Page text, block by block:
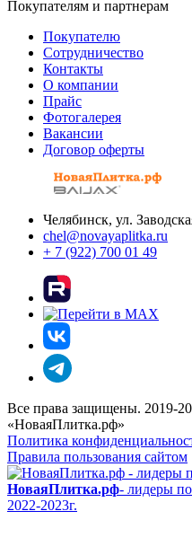
Покупателям и партнерам
Покупателю
Сотрудничество
Контакты
О компании
Прайс
Фотогалерея
Вакансии
Договор оферты
Челябинск, ул.
chel@novayaplitka.ru
+ 7 (922) 700 01 49
Все права защищены. 2019-
«НоваяПлитка.рф»
Политика
Правила пользования сайтом
НоваяПлитка.рф- лидеры
2022-2023г.